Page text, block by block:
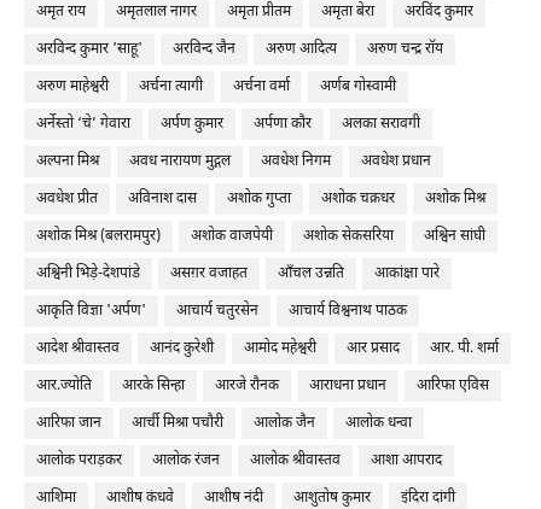
अमृत राय
अमृतलाल नागर अमृता प्रीतम अमृता बेरा
अरविंद कुमार
अरविन्द कुमार 'साहू'
अरविन्द जैन अरुण आदित्य
अरुण चन्द्र रॉय
अरुण माहेश्वरी
अर्चना त्यागी अर्चना वर्मा
अर्णब गोस्वामी
अर्नेस्तो ‘चे’ गेवारा
अर्पण कुमार अर्पणा कौर
अलका सरावगी
अल्पना मिश्र
अवध नारायण मुद्गल अवधेश निगम
अवधेश प्रधान
अवधेश प्रीत
अविनाश दास अशोक गुप्ता अशोक चक्रधर
अशोक मिश्र
अशोक मिश्र (बलरामपुर)
अशोक वाजपेयी अशोक सेकसरिया
अश्विन सांघी
अश्विनी भिड़े-देशपांडे
असग़र वजाहत आँचल उन्नति
आकांक्षा पारे
आकृति विज्ञा 'अर्पण'
आचार्य चतुरसेन
आचार्य विश्वनाथ पाठक
आदेश श्रीवास्तव
आनंद कुरेशी आमोद महेश्वरी आर प्रसाद
आर. पी. शर्मा
आर.ज्योति
आरके सिन्हा आरजे रौनक आराधना प्रधान
आरिफा एविस
आरिफा जान
आर्ची मिश्रा पचौरी आलोक जैन
आलोक धन्वा
आलोक पराड़कर
आलोक रंजन आलोक श्रीवास्तव
आशा आपराद
आशिमा
आशीष कंधवे आशीष नंदी आशुतोष कुमार
इंदिरा दांगी